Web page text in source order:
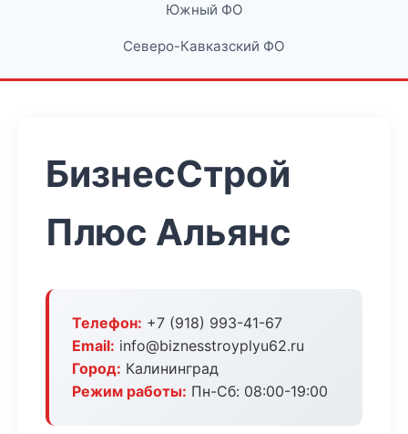
Южный ФО
Северо-Кавказский ФО
БизнесСтрой
Плюс Альянс
Телефон: +7 (918) 993-41-67
Email: info@biznesstroyplyu62.ru
Город: Калининград
Режим работы: Пн-Сб: 08:00-19:00